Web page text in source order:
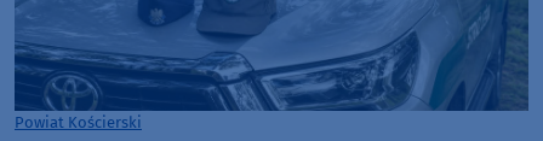
Powiat Kościerski